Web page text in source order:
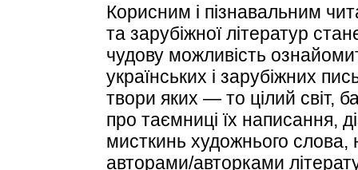
Корисним і пізнавальним
та зарубіжної літератур
чудову можливість
українських і зарубіжних
твори яких — то цілий світ,
про таємниці їх написання,
мисткинь художнього слова,
авторами/авторками